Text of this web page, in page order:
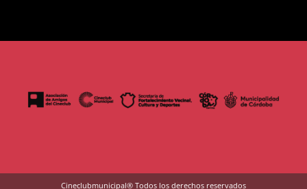
Cineclubmunicipal® Todos los derechos reservados